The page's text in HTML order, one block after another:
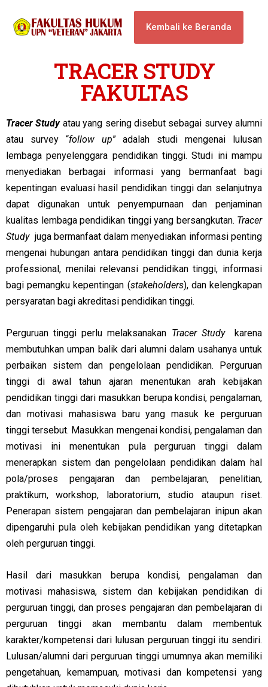
Kembali ke Beranda
TRACER STUDY
FAKULTAS
Tracer Study atau yang sering disebut sebagai survey alumni
atau survey “follow up” adalah studi mengenai lulusan
lembaga penyelenggara pendidikan tinggi. Studi ini mampu
menyediakan berbagai informasi yang bermanfaat bagi
kepentingan evaluasi hasil pendidikan tinggi dan selanjutnya
dapat digunakan untuk penyempurnaan dan penjaminan
kualitas lembaga pendidikan tinggi yang bersangkutan. Tracer
Study juga bermanfaat dalam menyediakan informasi penting
mengenai hubungan antara pendidikan tinggi dan dunia kerja
professional, menilai relevansi pendidikan tinggi, informasi
bagi pemangku kepentingan (stakeholders), dan kelengkapan
persyaratan bagi akreditasi pendidikan tinggi.
Perguruan tinggi perlu melaksanakan Tracer Study
karena
membutuhkan umpan balik dari alumni dalam usahanya untuk
perbaikan sistem dan pengelolaan pendidikan. Perguruan
tinggi di awal tahun ajaran menentukan arah kebijakan
pendidikan tinggi dari masukkan berupa kondisi, pengalaman,
dan motivasi mahasiswa baru yang masuk ke perguruan
tinggi tersebut. Masukkan mengenai kondisi, pengalaman dan
motivasi ini menentukan pula perguruan tinggi dalam
menerapkan sistem dan pengelolaan pendidikan dalam hal
pola/proses pengajaran dan pembelajaran, penelitian,
praktikum, workshop, laboratorium, studio ataupun riset.
Penerapan sistem pengajaran dan pembelajaran inipun akan
dipengaruhi pula oleh kebijakan pendidikan yang ditetapkan
oleh perguruan tinggi.
Hasil dari masukkan berupa kondisi, pengalaman dan
motivasi mahasiswa, sistem dan kebijakan pendidikan di
perguruan tinggi, dan proses pengajaran dan pembelajaran di
perguruan tinggi akan membantu dalam membentuk
karakter/kompetensi dari lulusan perguruan tinggi itu sendiri.
Lulusan/alumni dari perguruan tinggi umumnya akan memiliki
pengetahuan, kemampuan, motivasi dan kompetensi yang